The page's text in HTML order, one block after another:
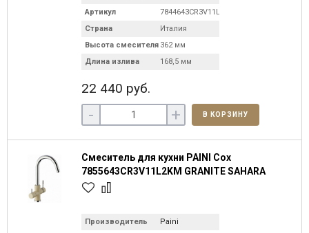
Артикул
7844643CR3V11L2KM
Страна
Италия
Высота смесителя 362 мм
Длина излива
168,5 мм
22 440 руб.
- + В КОРЗИНУ
Смеситель для кухни PAINI Cox
7855643CR3V11L2KM GRANITE SAHARA
Производитель
Paini